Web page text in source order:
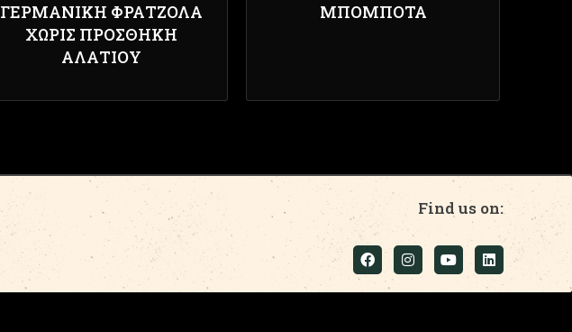
ΓΕΡΜΑΝΙΚΉ ΦΡΑΤΖΌΛΑ
ΧΩΡΊΣ ΠΡΟΣΘΉΚΗ
ΑΛΑΤΙΟΎ
ΜΠΟΜΠΌΤΑ
Find us on: